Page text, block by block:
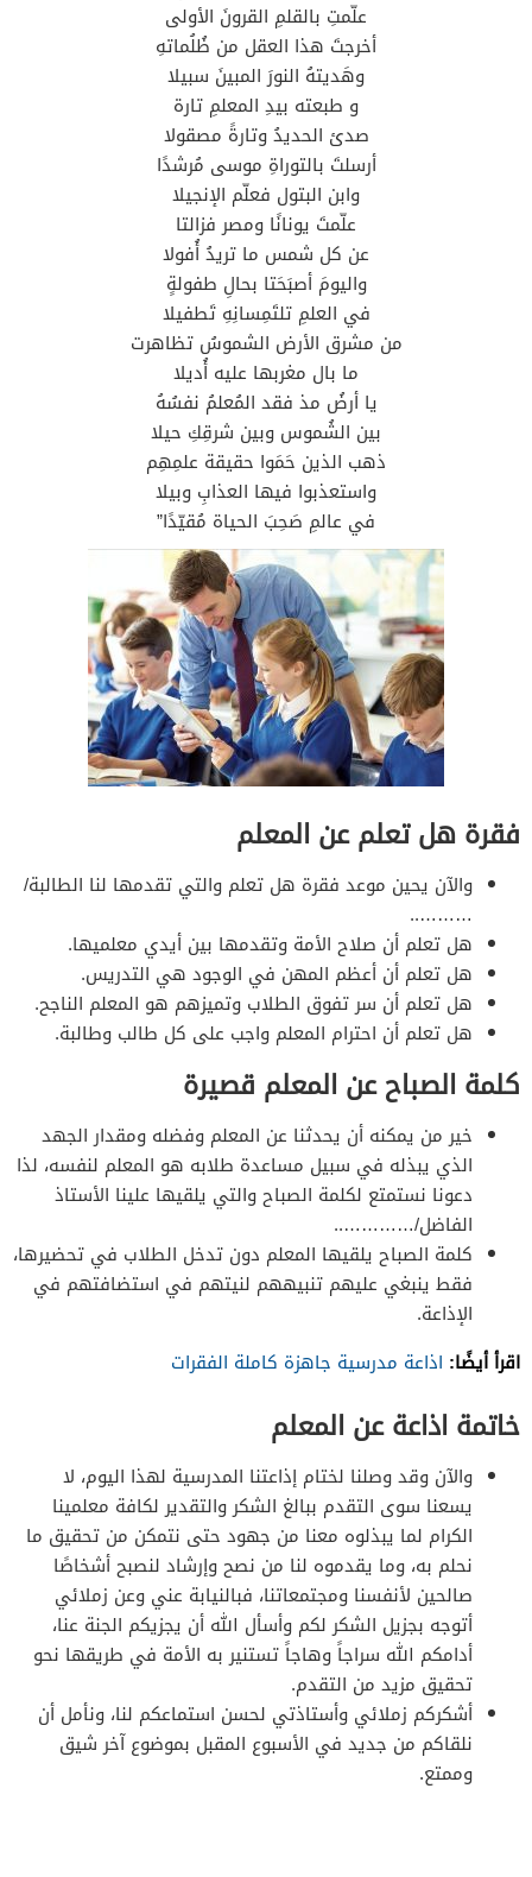
علّمتِ بالقلمِ القرونَ الأولى
أخرجتَ هذا العقل من ظُلُماتهِ
وهَديتهُ النورَ المبينَ سبيلا
و طبعته بيدِ المعلمِ تارة
صدئ الحديدُ وتارةً مصقولا
أرسلتَ بالتوراةِ موسى مُرشدًا
وابن البتول فعلّم الإنجيلا
علّمتَ يونانًا ومصر فزالتا
عن كل شمس ما تريدُ أُفولا
واليومَ أصبَحَتا بحالِ طفولةٍ
في العلمِ تلتَمِسانِهِ تَطفيلا
من مشرق الأرض الشموسُ تظاهرت
ما بال مغربها عليه أُديلا
يا أرضُ مذ فقد المُعلمُ نفسُهُ
بين الشُموس وبين شرقِكِ حيلا
ذهب الذين حَمَوا حقيقة علمِهِم
واستعذبوا فيها العذابِ وبيلا
في عالمِ صَحِبَ الحياة مُقيّدًا”
فقرة هل تعلم عن المعلم
والآن يحين موعد فقرة هل تعلم والتي تقدمها لنا الطالبة/
………..
هل تعلم أن صلاح الأمة وتقدمها بين أيدي معلميها.
هل تعلم أن أعظم المهن في الوجود هي التدريس.
هل تعلم أن سر تفوق الطلاب وتميزهم هو المعلم الناجح.
هل تعلم أن احترام المعلم واجب على كل طالب وطالبة.
كلمة الصباح عن المعلم قصيرة
خير من يمكنه أن يحدثنا عن المعلم وفضله ومقدار الجهد
الذي يبذله في سبيل مساعدة طلابه هو المعلم لنفسه، لذا
دعونا نستمتع لكلمة الصباح والتي يلقيها علينا الأستاذ
الفاضل/…………..
كلمة الصباح يلقيها المعلم دون تدخل الطلاب في تحضيرها،
فقط ينبغي عليهم تنبيههم لنيتهم في استضافتهم في
الإذاعة.
اقرأ أيضًا: اذاعة مدرسية جاهزة كاملة الفقرات
خاتمة اذاعة عن المعلم
والآن وقد وصلنا لختام إذاعتنا المدرسية لهذا اليوم، لا
يسعنا سوى التقدم ببالغ الشكر والتقدير لكافة معلمينا
الكرام لما يبذلوه معنا من جهود حتى نتمكن من تحقيق ما
نحلم به، وما يقدموه لنا من نصح وإرشاد لنصبح أشخاصًا
صالحين لأنفسنا ومجتمعاتنا، فبالنيابة عني وعن زملائي
أتوجه بجزيل الشكر لكم وأسأل الله أن يجزيكم الجنة عنا،
أدامكم الله سراجاً وهاجاً تستنير به الأمة في طريقها نحو
تحقيق مزيد من التقدم.
أشكركم زملائي وأستاذتي لحسن استماعكم لنا، ونأمل أن
نلقاكم من جديد في الأسبوع المقبل بموضوع آخر شيق
وممتع.